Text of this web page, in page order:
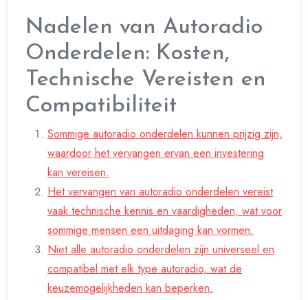
Nadelen van Autoradio
Onderdelen: Kosten,
Technische Vereisten en
Compatibiliteit
Sommige autoradio onderdelen kunnen prijzig zijn,
waardoor het vervangen ervan een investering
kan vereisen.
Het vervangen van autoradio onderdelen vereist
vaak technische kennis en vaardigheden, wat voor
sommige mensen een uitdaging kan vormen.
Niet alle autoradio onderdelen zijn universeel en
compatibel met elk type autoradio, wat de
keuzemogelijkheden kan beperken.